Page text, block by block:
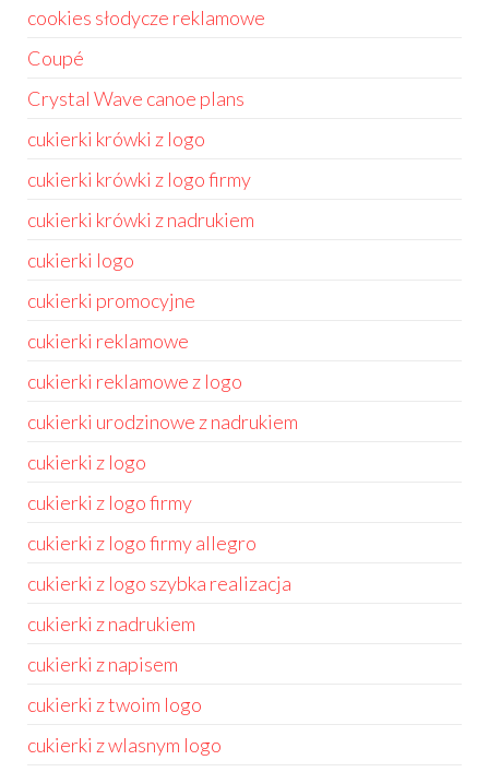
cookies słodycze reklamowe
Coupé
Crystal Wave canoe plans
cukierki krówki z logo
cukierki krówki z logo firmy
cukierki krówki z nadrukiem
cukierki logo
cukierki promocyjne
cukierki reklamowe
cukierki reklamowe z logo
cukierki urodzinowe z nadrukiem
cukierki z logo
cukierki z logo firmy
cukierki z logo firmy allegro
cukierki z logo szybka realizacja
cukierki z nadrukiem
cukierki z napisem
cukierki z twoim logo
cukierki z wlasnym logo